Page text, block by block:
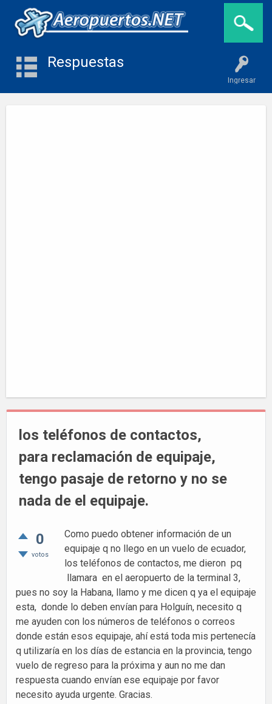
Ingresar
Respuestas
los teléfonos de contactos,
para reclamación de equipaje,
tengo pasaje de retorno y no se
nada de el equipaje.
0
votos
Como puedo obtener información de un
equipaje q no llego en un vuelo de ecuador,
los teléfonos de contactos, me dieron pq
llamara en el aeropuerto de la terminal 3,
pues no soy la Habana, llamo y me dicen q ya el equipaje
esta, donde lo deben envían para Holguín, necesito q
me ayuden con los números de teléfonos o correos
donde están esos equipaje, ahí está toda mis pertenecía
q utilizaría en los días de estancia en la provincia, tengo
vuelo de regreso para la próxima y aun no me dan
respuesta cuando envían ese equipaje por favor
necesito ayuda urgente. Gracias.